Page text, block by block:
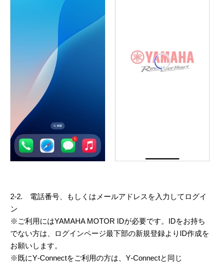
2-2. 電話番号、もしくはメールアドレスを入力してログイ
ン
※ご利用にはYAMAHA MOTOR IDが必要です。IDをお持ち
でない方は、ログインページ最下部の新規登録よりID作成を
お願いします。
※既にY‑Connectをご利用の方は、Y‑Connectと同じ